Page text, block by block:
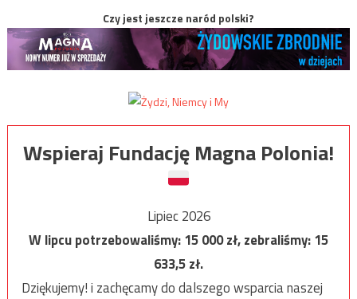
Czy jest jeszcze naród polski?
Wspieraj Fundację Magna Polonia!
Lipiec 2026
W lipcu potrzebowaliśmy:15 000zł, zebraliśmy:15
633,5zł.
Dziękujemy! i zachęcamy do dalszego wsparcia naszej